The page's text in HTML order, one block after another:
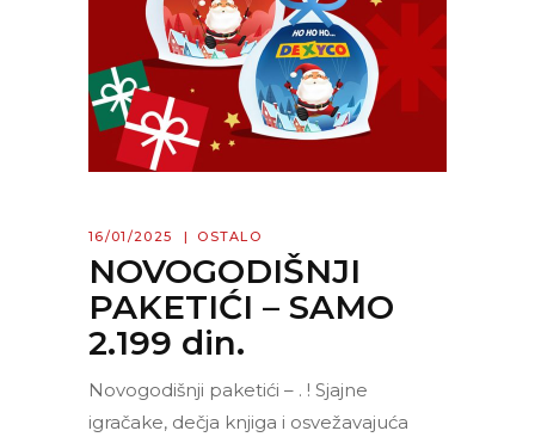
16/01/2025 OSTALO
NOVOGODIŠNJI
PAKETIĆI – SAMO
2.199 din.
Novogodišnji paketići – . ! Sjajne
igračake, dečja knjiga i osvežavajuća